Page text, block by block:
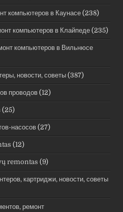
компьютеров в Каунасе (238)
компьютеров в Клайпеде (235)
компьютеров в Вильнюсе
новости, советы (387)
проводов (12)
(25)
насосов (27)
(12)
remontas (9)
картриджи, новости, советы
ремонт